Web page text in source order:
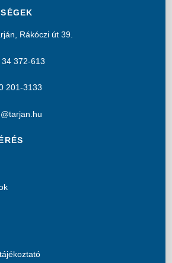
Rákóczi út 39.
34 372-613
201-3133